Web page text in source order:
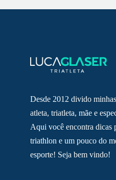
Desde 2012 divido
atleta, triatleta, mãe e
Aqui você encontra dicas
triathlon e um pouco do
esporte! Seja bem vindo!